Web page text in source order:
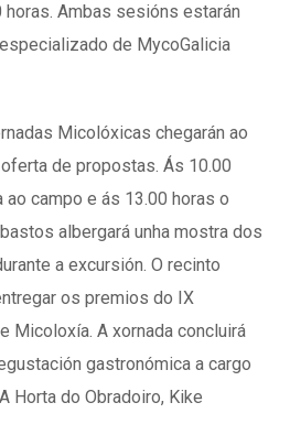
Ambas sesións estarán
de MycoGalicia
Micolóxicas chegarán ao
de propostas. Ás 10.00
ao campo e ás 13.00 horas o
albergará unha mostra dos
a excursión. O recinto
os premios do IX
Micoloxía. A xornada concluirá
gastronómica a cargo
Horta do Obradoiro, Kike